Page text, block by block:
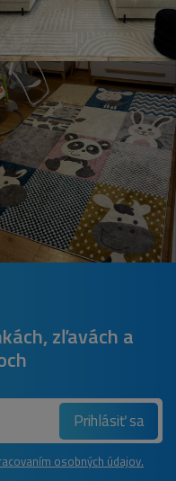
zľavách a
Prihlásiť sa
osobných údajov.